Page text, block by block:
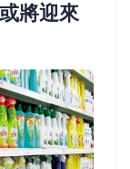
將迎來